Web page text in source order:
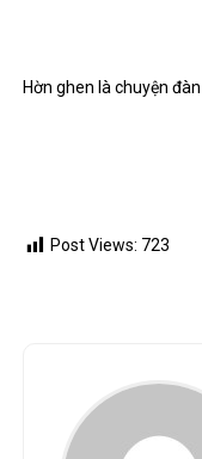
Hờn ghen là chuyện
Post Views: 723